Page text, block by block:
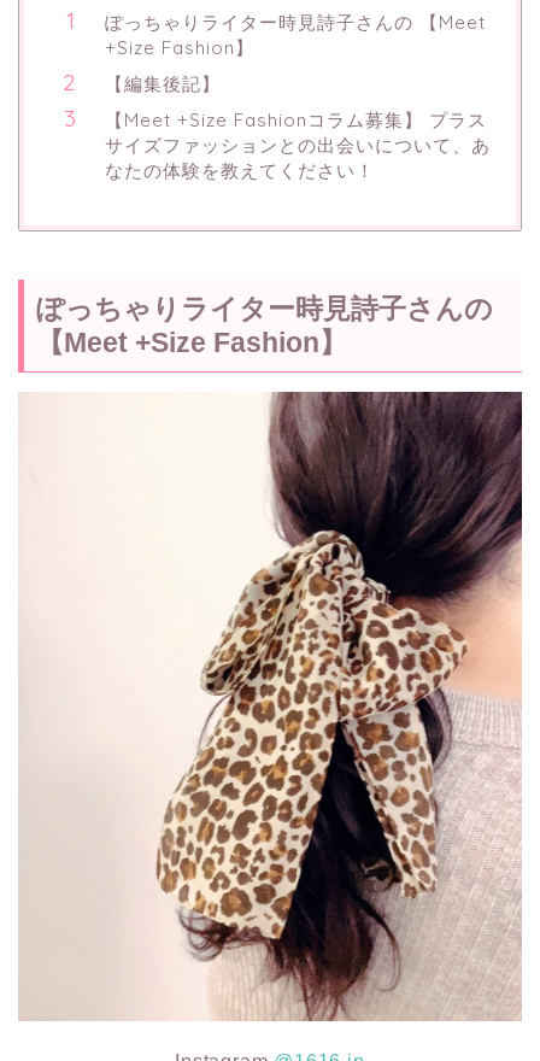
ぽっちゃりライター時見詩子さんの 【Meet
+Size Fashion】
【編集後記】
【Meet +Size Fashionコラム募集】 プラス
サイズファッションとの出会いについて、あ
なたの体験を教えてください！
ぽっちゃりライター時見詩子さんの
【Meet +Size Fashion】